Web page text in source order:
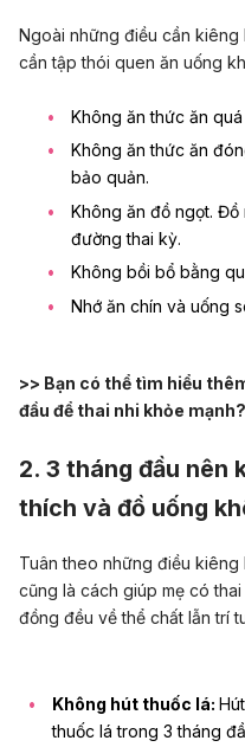
Ngoài những điều cần kiêng
cần tập thói quen ăn uống
Không ăn thức ăn quá
Không ăn thức ăn
bảo quản.
Không ăn đồ ngọt. Đồ
đường thai kỳ.
Không bồi bổ bằng
Nhớ ăn chín và uống
>> Bạn có thể tìm hiểu
đầu để thai nhi khỏe mạnh?
2. 3 tháng đầu nên
thích và đồ uống
Tuân theo những điều
cũng là cách giúp mẹ có
đồng đều về thể chất lẫn trí
Không hút thuốc lá:
thuốc lá trong 3 tháng